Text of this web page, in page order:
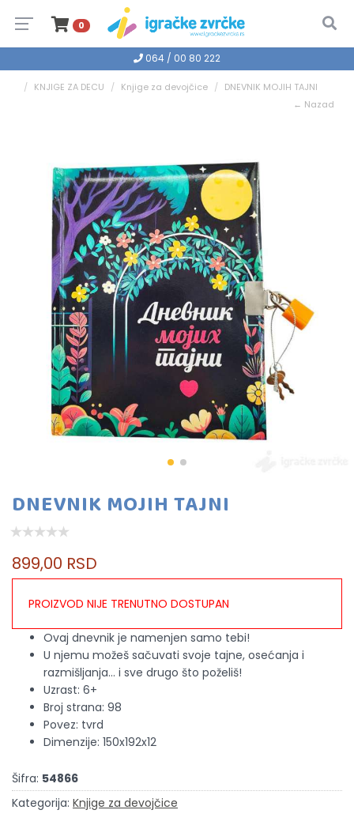
0
064 / 00 80 222
KNJIGE ZA DECU Knjige za devojčice
DNEVNIK MOJIH TAJNI
← Nazad
DNEVNIK MOJIH TAJNI
899,00 RSD
PROIZVOD NIJE TRENUTNO DOSTUPAN
Ovaj dnevnik je namenjen samo tebi!
U njemu možeš sačuvati svoje tajne, osećanja i
razmišljanja… i sve drugo što poželiš!
Uzrast: 6+
Broj strana: 98
Povez: tvrd
Dimenzije: 150x192x12
Šifra: 54866
Kategorija: Knjige za devojčice